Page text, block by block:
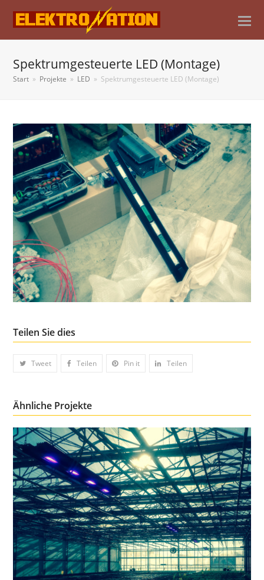
Spektrumgesteuerte LED (Montage)
Start » Projekte » LED » Spektrumgesteuerte LED (Montage)
Teilen Sie dies
Tweet Teilen Pin it Teilen
Ähnliche Projekte